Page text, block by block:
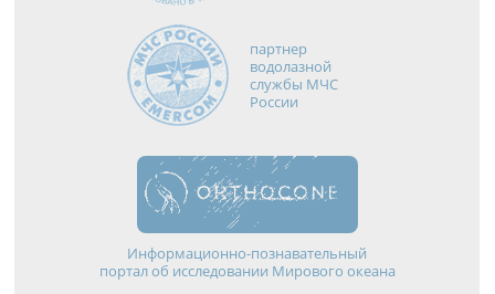
партнер
водолазной
службы МЧС
России
Информационно-познавательный
портал об исследовании Мирового океана